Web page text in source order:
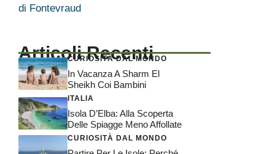
di Fontevraud
Articoli Recenti
CURIOSITÀ DAL MONDO
In Vacanza A Sharm El
Sheikh Coi Bambini
ITALIA
Isola D’Elba: Alla Scoperta
Delle Spiagge Meno Affollate
CURIOSITÀ DAL MONDO